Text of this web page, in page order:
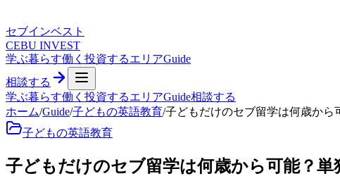
セブインベスト
CEBU INVEST
学ぶ暮らす働く 投資するエリアGuide
相談する
学ぶ暮らす働く 投資するエリアGuide相談する
ホーム/Guide/子どもの英語教育/子どもだけのセブ留学は何歳から
子どもの英語教育
子どもだけのセブ留学は何歳から可能？単